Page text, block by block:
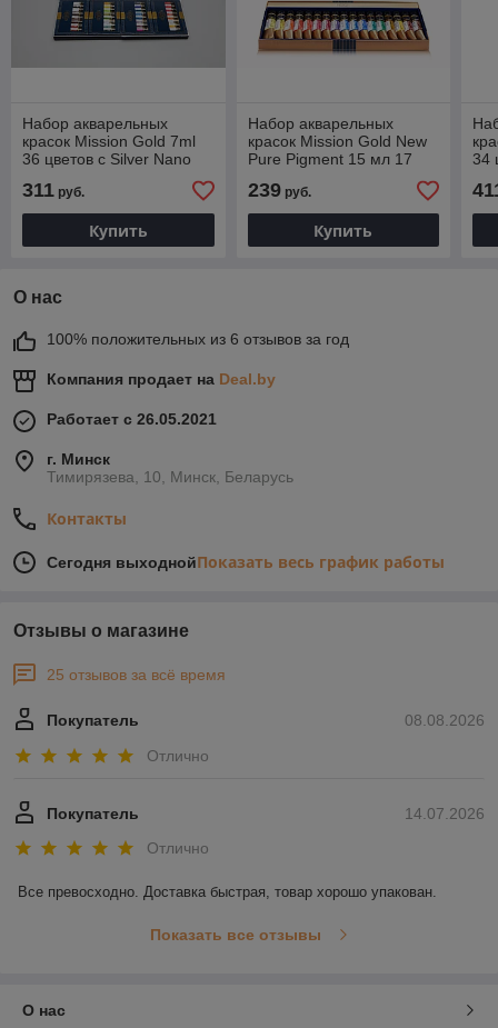
Набор акварельных
красок Mission Gold 7ml
36 цветов с Silver Nano
311 руб.
Купить
Набор акварельных
красок Mission Gold New
Pure Pigment 15 мл 17
239руб.
Купить
34
О нас
100% положительных из 6 отзывов за год
Компания продает на Deal.by
Работает с 26.05.2021
г. Минск
Тимирязева, 10, Минск, Беларусь
Контакты
Сегодня выходнойПоказать весь график работы
Отзывы о магазине
25 отзывов за всё время
08.08.2026
Покупатель
Отлично
14.07.2026
Покупатель
Отлично
Все превосходно. Доставка быстрая, товар хорошо упакован.
Показать все отзывы
О нас